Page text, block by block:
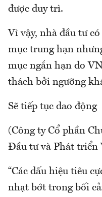
được duy trì.
Vì vậy, nhà đầu tư
mục trung hạn
mục ngắn hạn do
thách bởi ngưỡng
Sẽ tiếp tục dao động
(Công ty Cổ phần
Đầu tư và Phát triển
“Các dấu hiệu tiêu
nhạt bớt trong bối